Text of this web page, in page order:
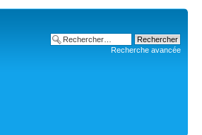
Recherche avancée